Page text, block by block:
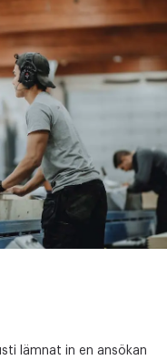
lämnat in en ansökan